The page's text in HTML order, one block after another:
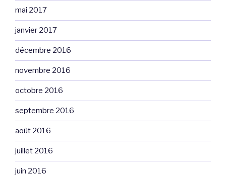
mai 2017
janvier 2017
décembre 2016
novembre 2016
octobre 2016
septembre 2016
août 2016
juillet 2016
juin 2016